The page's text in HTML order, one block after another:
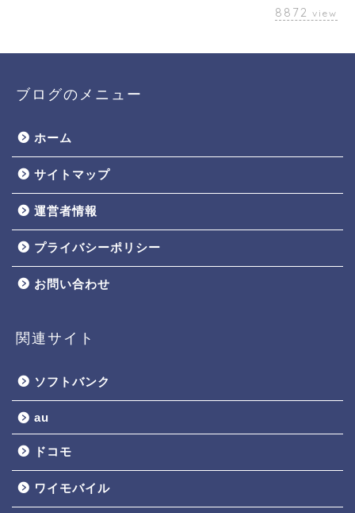
8872 view
ブログのメニュー
ホーム
サイトマップ
運営者情報
プライバシーポリシー
お問い合わせ
関連サイト
ソフトバンク
au
ドコモ
ワイモバイル